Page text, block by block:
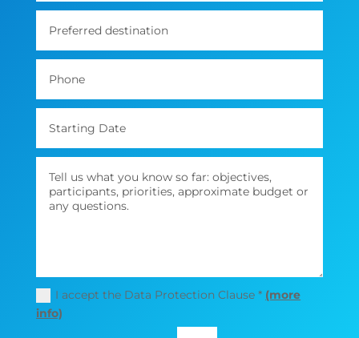
I accept the Data Protection Clause * (more
info)